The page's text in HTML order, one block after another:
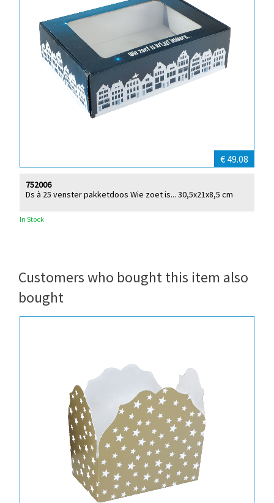
€ 49.08
Ds à 25 venster pakketdoos Wie zoet is... 30,5x21x8,5 cm
752006
In Stock
Customers who bought this item also
bought